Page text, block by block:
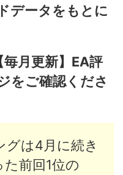
データをもとに
月更新】EA評
をご確認くださ
グは4月に続き
前回1位の